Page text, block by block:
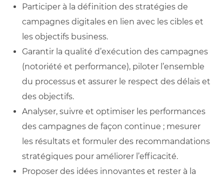
Participer à la définition des stratégies de
campagnes digitales en lien avec les cibles et
les objectifs business.
Garantir la qualité d’exécution des campagnes
(notoriété et performance), piloter l’ensemble
du processus et assurer le respect des délais et
des objectifs.
Analyser, suivre et optimiser les performances
des campagnes de façon continue ; mesurer
les résultats et formuler des recommandations
stratégiques pour améliorer l’efficacité.
Proposer des idées innovantes et rester à la